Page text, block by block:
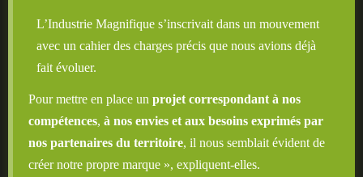
L’Industrie Magnifique s’inscrivait dans un mouvement
avec un cahier des charges précis que nous avions déjà
fait évoluer.
Pour mettre en place un projet correspondant à nos
compétences, à nos envies et aux besoins exprimés par
nos partenaires du territoire, il nous semblait évident de
créer notre propre marque », expliquent-elles.